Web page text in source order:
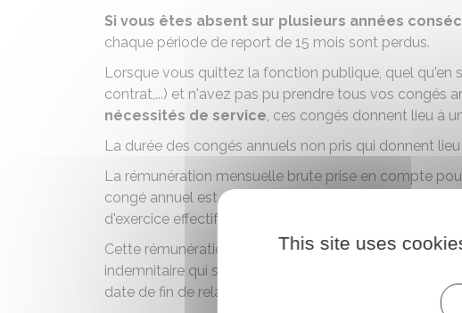
Si vous êtes absent sur plusieurs années
chaque période de report de 15 mois sont perdus.
Lorsque vous quittez la fonction publique, quel qu'en
contrat,...) et n'avez pas pu prendre tous vos congés
nécessités de service, ces congés donnent lieu à
La durée des congés annuels non pris qui donnent
La rémunération mensuelle brute prise en compte
congé annuel est égal à la dernière rémunération
d'exercice effectif de vos fonctions.
Cette rémunération tient compte éventuellement
indemnitaire qui sont intervenues entre la dernière
date de fin de relation de travail.
This site uses